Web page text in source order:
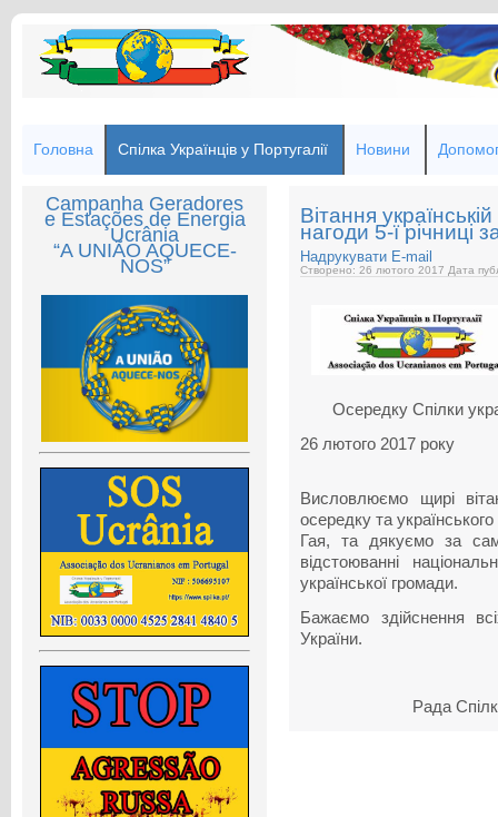
Головна Спілка Українців у Португалії Новини
Campanha Geradores
e Estações de Energia
Ucrânia
“A UNIÃO AQUECE-
NOS”
Вітання
нагоди 5-ї річниці
Надрукувати E-mail
Створено: 26 лютого 2017 Дата
Осередку Спілки
26 лютого 2017 року
Висловлюємо щирі
осередку та
Гая, та дякуємо за
відстоюванні
української громади.
Бажаємо здійснення
України.
Рада